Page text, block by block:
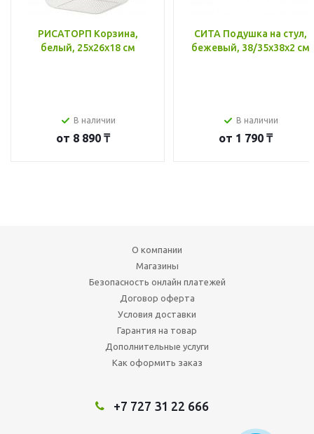
РИСАТОРП Корзина,
белый, 25x26x18 см
В наличии
от 8 890 ₸
СИТА Подушка на стул,
бежевый, 38/35x38x2 см
В наличии
от 1 790 ₸
О компании
Магазины
Безопасность онлайн платежей
Договор оферта
Условия доставки
Гарантия на товар
Дополнительные услуги
Как оформить заказ
+7 727 31 22 666